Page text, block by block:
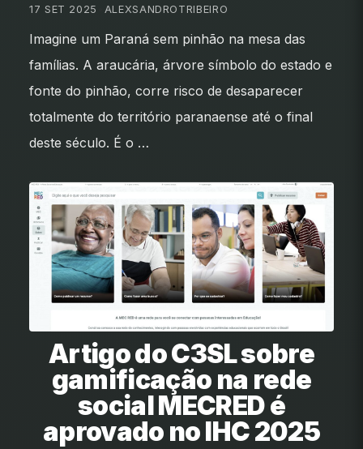
17 SET 2025 ALEXSANDROTRIBEIRO
Imagine um Paraná sem pinhão na mesa das
famílias. A araucária, árvore símbolo do estado e
fonte do pinhão, corre risco de desaparecer
totalmente do território paranaense até o final
deste século. É o …
Artigo do C3SL sobre
gamificação na rede
social MECRED é
aprovado no IHC 2025